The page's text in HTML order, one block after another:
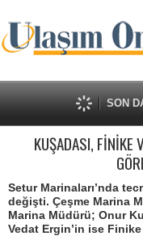
SON
KUŞADASI, FİNİKE
Setur Marinaları’nda
değişti. Çeşme Marina
Marina Müdürü; Onur
Vedat Ergin’in ise